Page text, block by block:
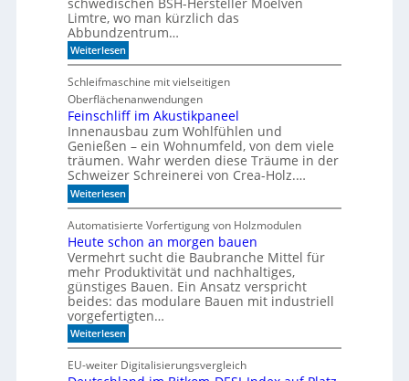
n
t
s
i
c
h
C
N
C
-
T
e
c
h
n
i
?
Limtre, wo man kürzlich das
Abbundzentrum…
Weiterlesen:
V
o
r
f
e
r
t
i
g
u
n
g
u
f
S
c
h
i
e
n
e
n
Schleifmaschine mit vielseitigen
Oberflächenanwendungen
Feinschliff im Akustikpaneel
Innenausbau zum Wohlfühlen und
Genießen – ein Wohnumfeld, von dem viele
träumen. Wahr werden diese Träume in der
Schweizer Schreinerei von Crea-Holz.…
Weiterlesen:
F
i
n
s
c
h
l
i
f
f
i
m
A
Automatisierte Vorfertigung von Holzmodulen
Heute schon an morgen bauen
Vermehrt sucht die Baubranche Mittel für
mehr Produktivität und nachhaltiges,
günstiges Bauen. Ein Ansatz verspricht
beides: das modulare Bauen mit industriell
vorgefertigten…
Weiterlesen:
H
e
u
EU-weiter Digitalisierungsvergleich